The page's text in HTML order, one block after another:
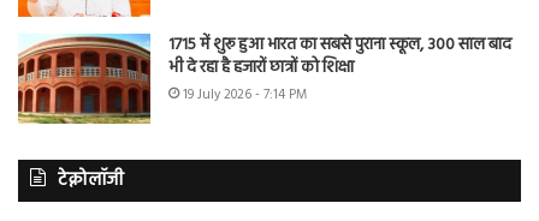
1715 में शुरू हुआ भारत का सबसे पुराना स्कूल, 300 साल बाद
भी दे रहा है हजारों छात्रों को शिक्षा
19 July 2026 - 7:14 PM
टेक्नोलॉजी